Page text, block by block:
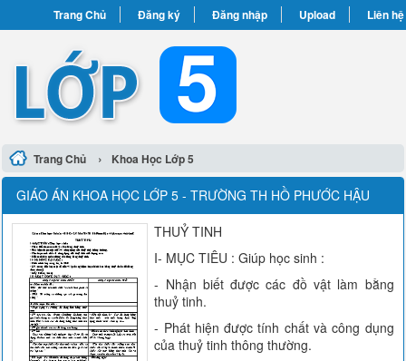
Trang Chủ Đăng ký Đăng nhập Upload Liên hệ
Trang Chủ › Khoa Học Lớp 5
GIÁO ÁN KHOA HỌC LỚP 5 - TRƯỜNG TH HỒ PHƯỚC HẬU
THUỶ TINH
I- MỤC TIÊU : Giúp học sinh :
- Nhận biết được các đồ vật làm bằng
thuỷ tinh.
- Phát hiện được tính chất và công dụng
của thuỷ tinh thông thường.